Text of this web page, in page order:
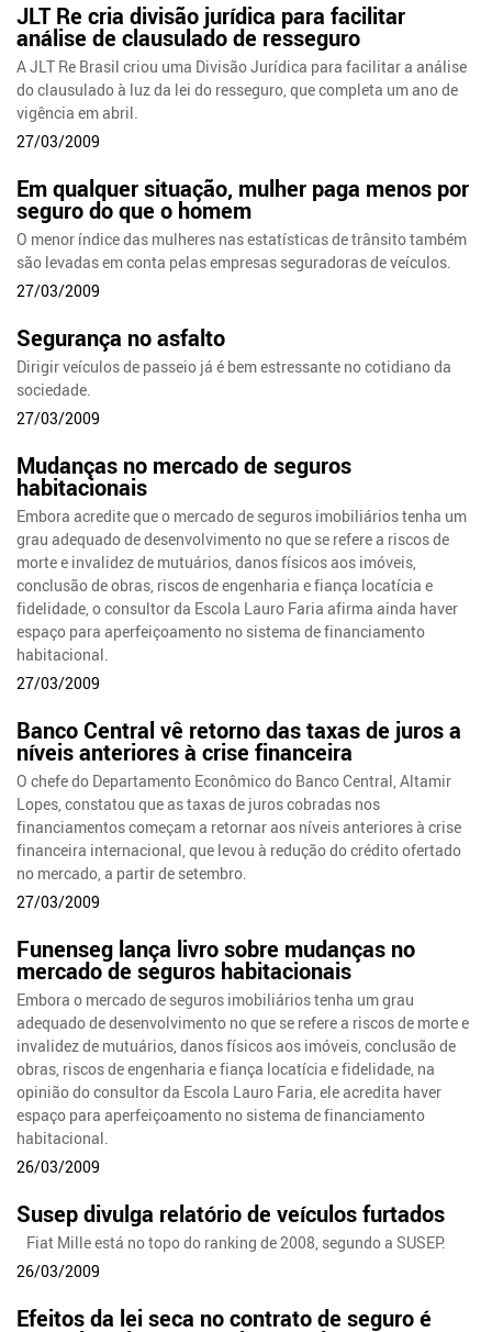
JLT Re cria divisão jurídica para facilitar
análise de clausulado de resseguro
A JLT Re Brasil criou uma Divisão Jurídica para facilitar a análise
do clausulado à luz da lei do resseguro, que completa um ano de
vigência em abril.
27/03/2009
Em qualquer situação, mulher paga menos por
seguro do que o homem
O menor índice das mulheres nas estatísticas de trânsito também
são levadas em conta pelas empresas seguradoras de veículos.
27/03/2009
Segurança no asfalto
Dirigir veículos de passeio já é bem estressante no cotidiano da
sociedade.
27/03/2009
Mudanças no mercado de seguros
habitacionais
Embora acredite que o mercado de seguros imobiliários tenha um
grau adequado de desenvolvimento no que se refere a riscos de
morte e invalidez de mutuários, danos físicos aos imóveis,
conclusão de obras, riscos de engenharia e fiança locatícia e
fidelidade, o consultor da Escola Lauro Faria afirma ainda haver
espaço para aperfeiçoamento no sistema de financiamento
habitacional.
27/03/2009
Banco Central vê retorno das taxas de juros a
níveis anteriores à crise financeira
O chefe do Departamento Econômico do Banco Central, Altamir
Lopes, constatou que as taxas de juros cobradas nos
financiamentos começam a retornar aos níveis anteriores à crise
financeira internacional, que levou à redução do crédito ofertado
no mercado, a partir de setembro.
27/03/2009
Funenseg lança livro sobre mudanças no
mercado de seguros habitacionais
Embora o mercado de seguros imobiliários tenha um grau
adequado de desenvolvimento no que se refere a riscos de morte e
invalidez de mutuários, danos físicos aos imóveis, conclusão de
obras, riscos de engenharia e fiança locatícia e fidelidade, na
opinião do consultor da Escola Lauro Faria, ele acredita haver
espaço para aperfeiçoamento no sistema de financiamento
habitacional.
26/03/2009
Susep divulga relatório de veículos furtados
Fiat Mille está no topo do ranking de 2008, segundo a SUSEP.
26/03/2009
Efeitos da lei seca no contrato de seguro é